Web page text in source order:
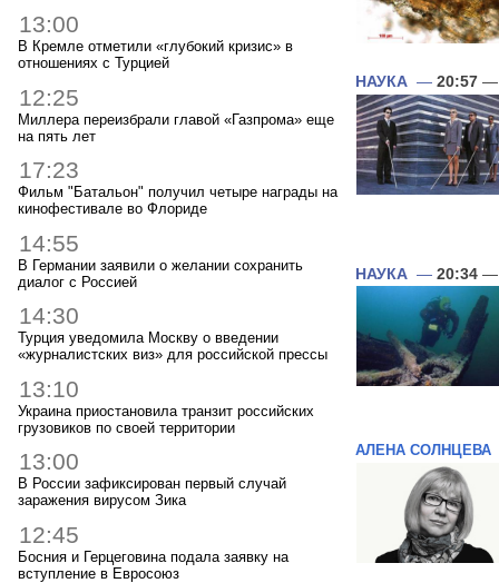
13:00
В Кремле отметили «глубокий кризис» в
отношениях с Турцией
12:25
Миллера переизбрали главой «Газпрома» еще
на пять лет
17:23
Фильм "Батальон" получил четыре награды на
кинофестивале во Флориде
14:55
В Германии заявили о желании сохранить
диалог с Россией
14:30
Турция уведомила Москву о введении
«журналистских виз» для российской прессы
13:10
Украина приостановила транзит российских
грузовиков по своей территории
13:00
В России зафиксирован первый случай
заражения вирусом Зика
12:45
Босния и Герцеговина подала заявку на
вступление в Евросоюз
НАУКА — 20:57 —
НАУКА — 20:34 —
АЛЕНА СОЛНЦЕВА